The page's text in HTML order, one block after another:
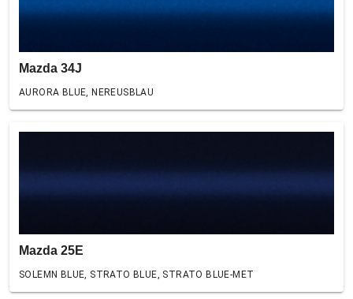
Mazda 34J
AURORA BLUE, NEREUSBLAU
Mazda 25E
SOLEMN BLUE, STRATO BLUE, STRATO BLUE-MET